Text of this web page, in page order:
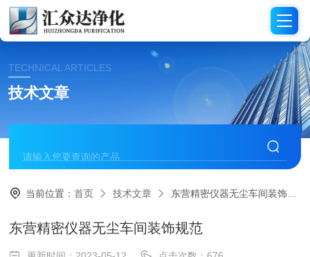
TECHNICAL ARTICLES
技术文章
当前位置：首页 技术文章 东营精密仪器无尘车间装饰规范
东营精密仪器无尘车间装饰规范